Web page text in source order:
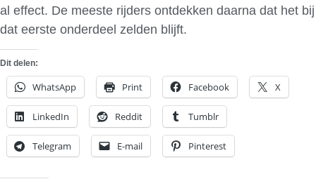
al effect. De meeste rijders ontdekken daarna dat het bij
dat eerste onderdeel zelden blijft.
Dit delen:
WhatsApp Print Facebook X
LinkedIn Reddit Tumblr
Telegram E-mail Pinterest